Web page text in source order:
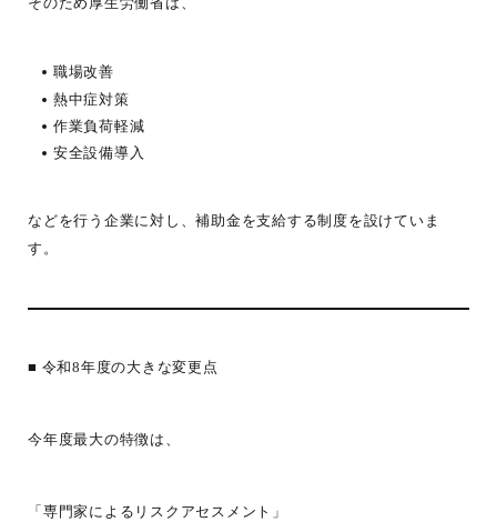
そのため厚生労働省は、
職場改善
熱中症対策
作業負荷軽減
安全設備導入
などを行う企業に対し、補助金を支給する制度を設けていま
す。
■ 令和8年度の大きな変更点
今年度最大の特徴は、
「専門家によるリスクアセスメント」